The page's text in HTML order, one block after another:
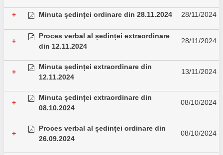
+ Minuta ședinței ordinare din 28.11.2024 28/11/2024
+
Proces verbal al ședinței extraordinare
din 12.11.2024
28/11/2024
+
Minuta ședinței extraordinare din
12.11.2024
13/11/2024
+
Minuta ședinței extraordinare din
08.10.2024
08/10/2024
+
Proces verbal al ședinței ordinare din
26.09.2024
08/10/2024